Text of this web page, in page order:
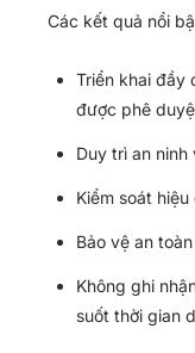
Các kết quả nổi
Triển khai đầy
được phê
Duy trì an
Kiểm soát
Bảo vệ an
Không ghi
suốt thời gian